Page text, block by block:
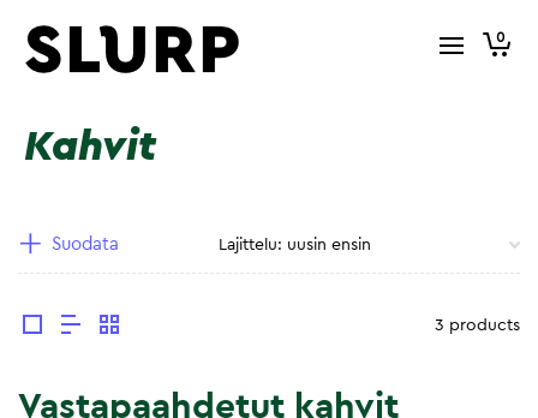
0
Kahvit
Suodata
3 products
Vastapaahdetut kahvit